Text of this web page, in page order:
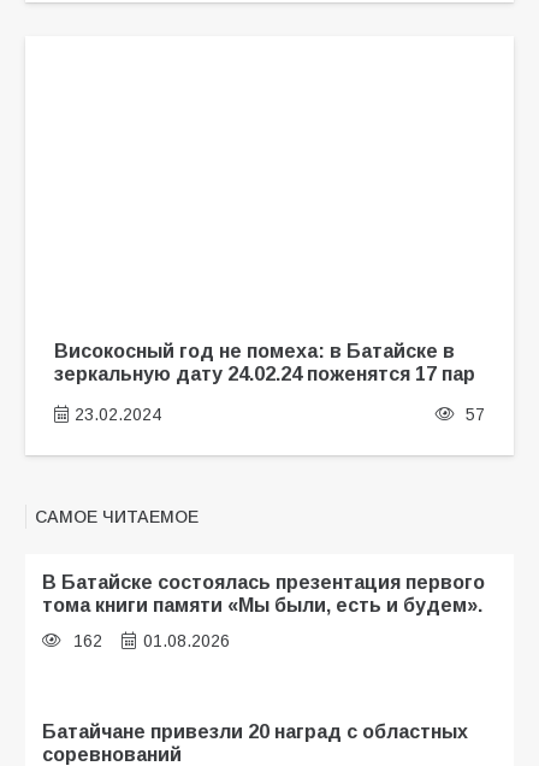
Високосный год не помеха: в Батайске в
зеркальную дату 24.02.24 поженятся 17 пар
23.02.2024 57
САМОЕ ЧИТАЕМОЕ
В Батайске состоялась презентация первого
тома книги памяти «Мы были, есть и будем».
162 01.08.2026
Батайчане привезли 20 наград с областных
соревнований